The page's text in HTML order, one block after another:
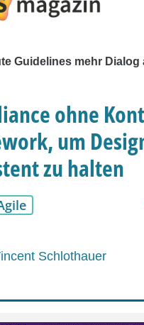
Guidelines mehr Dialog
ohne
um
zu halten
Schlothauer